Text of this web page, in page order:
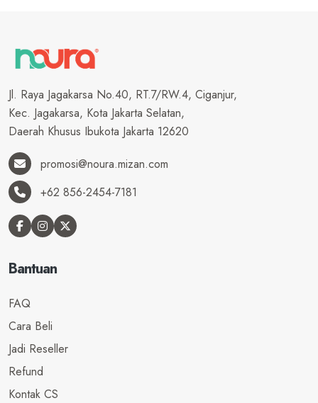
Jl. Raya Jagakarsa No.40, RT.7/RW.4, Ciganjur,
Kec. Jagakarsa, Kota Jakarta Selatan,
Daerah Khusus Ibukota Jakarta 12620
promosi@noura.mizan.com
+62 856-2454-7181
Bantuan
FAQ
Cara Beli
Jadi Reseller
Refund
Kontak CS